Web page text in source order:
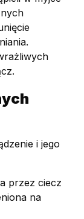
i jego
przez ciecz
na